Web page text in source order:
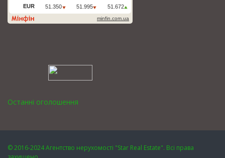
Останні оголошення
© 2016-2024 Агентство нерухомості "Star Real Estate". Всі права